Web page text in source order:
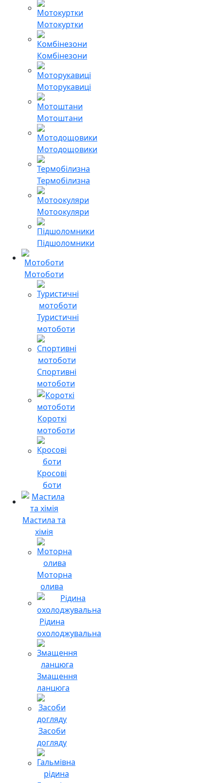
Мотокуртки
Комбінезони
Моторукавиці
Мотоштани
Мотодощовики
Термобілизна
Мотоокуляри
Підшоломники
Мотоботи
Туристичні
мотоботи
Спортивні
мотоботи
Короткі
мотоботи
Кросові
боти
Мастила та
хімія
Моторна
олива
Рідина
охолоджувальна
Змащення
ланцюга
Засоби
догляду